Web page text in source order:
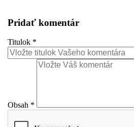
Pridať komentár
Titulok *
Obsah *